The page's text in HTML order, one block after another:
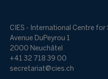
CIES - International Centre for
Avenue DuPeyrou 1
2000 Neuchâtel
+41 32 718 39 00
secretariat@cies.ch